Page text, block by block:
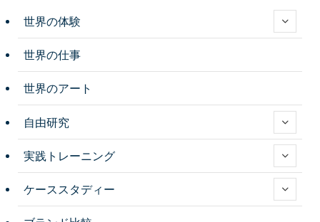
世界の体験
世界の仕事
世界のアート
自由研究
実践トレーニング
ケーススタディー